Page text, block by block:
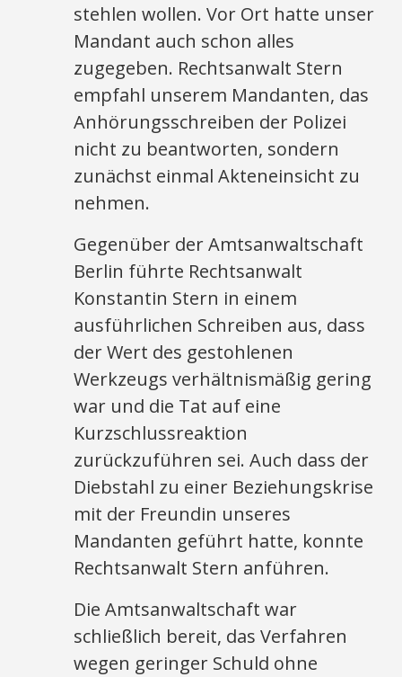
stehlen wollen. Vor Ort hatte unser
Mandant auch schon alles
zugegeben. Rechtsanwalt Stern
empfahl unserem Mandanten, das
Anhörungsschreiben der Polizei
nicht zu beantworten, sondern
zunächst einmal Akteneinsicht zu
nehmen.
Gegenüber der Amtsanwaltschaft
Berlin führte Rechtsanwalt
Konstantin Stern in einem
ausführlichen Schreiben aus, dass
der Wert des gestohlenen
Werkzeugs verhältnismäßig gering
war und die Tat auf eine
Kurzschlussreaktion
zurückzuführen sei. Auch dass der
Diebstahl zu einer Beziehungskrise
mit der Freundin unseres
Mandanten geführt hatte, konnte
Rechtsanwalt Stern anführen.
Die Amtsanwaltschaft war
schließlich bereit, das Verfahren
wegen geringer Schuld ohne